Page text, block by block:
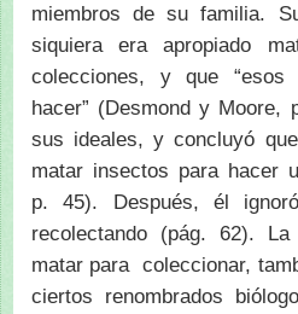
miembros de su familia.
siquiera era apropiado
colecciones, y que “esos
hacer” (Desmond y Moore,
sus ideales, y concluyó
matar insectos para hacer
p. 45). Después, él
recolectando (pág. 62).
matar para coleccionar,
ciertos renombrados